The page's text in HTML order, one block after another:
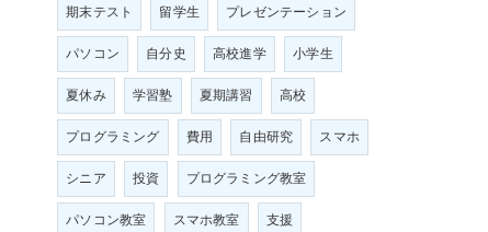
期末テスト
留学生
プレゼンテーション
パソコン
自分史 高校進学
小学生
夏休み
学習塾 夏期講習
高校
プログラミング
費用 自由研究
スマホ
シニア
投資
プログラミング教室
パソコン教室
スマホ教室
支援